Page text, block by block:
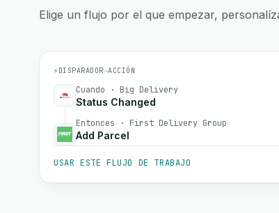
Elige un flujo por el que empezar,
⚡ DISPARADOR→ACCIÓN
Cuando · Big Delivery
Status Changed
Entonces · First Delivery Group
Add Parcel
USAR ESTE FLUJO DE TRABAJO